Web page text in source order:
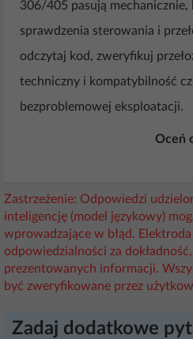
306/405 pasują mechanicznie,
sprawdzenia sterowania i
odczytaj kod, zweryfikuj
techniczny i kompatybilność
bezproblemowej eksploatacji.
Oceń
Zastrzeżenie: Odpowiedzi
inteligencję (model językowy)
wprowadzające w błąd.
odpowiedzialności za
prezentowanych informacji.
być zweryfikowane przez
Zadaj dodatkowe